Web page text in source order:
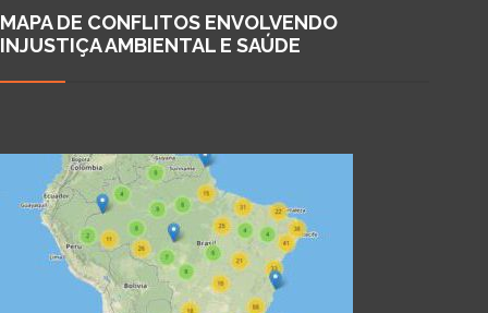
MAPA DE CONFLITOS ENVOLVENDO
INJUSTIÇA AMBIENTAL E SAÚDE